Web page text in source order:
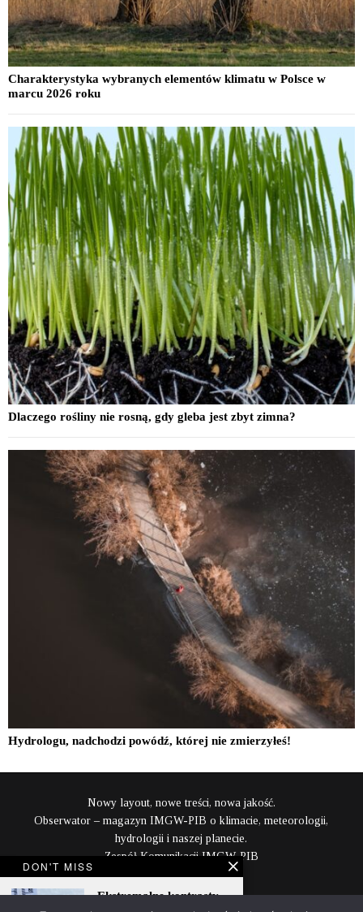
Charakterystyka wybranych elementów klimatu w Polsce w
marcu 2026 roku
Dlaczego rośliny nie rosną, gdy gleba jest zbyt zimna?
Hydrologu, nadchodzi powódź, której nie zmierzyłeś!
Nowy layout, nowe treści, nowa jakość.
Obserwator – magazyn IMGW-PIB o klimacie, meteorologii,
hydrologii i naszej planecie.
Zespół Komunikacji IMGW-PIB
DON'T MISS
Ekstremalne kontrasty